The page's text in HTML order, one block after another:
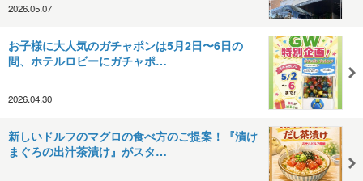
2026.05.07
お子様に大人気のガチャポンは5月2日〜6日の
間、ホテルロビーにガチャポ…
2026.04.30
新しいドルフのマグロの食べ方のご提案！『漬け
まぐろの出汁茶漬け』がスタ…